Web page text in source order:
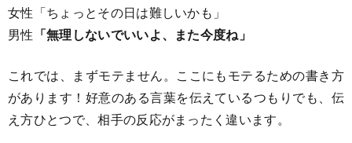
女性「ちょっとその日は難しいかも」
男性 「無理しないでいいよ、また今度ね」
これでは、まずモテません。ここにもモテるための書き方
があります！好意のある言葉を伝えているつもりでも、伝
え方ひとつで、相手の反応がまったく違います。